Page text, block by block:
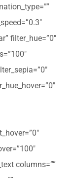
filter_hue=”0″
columns=””